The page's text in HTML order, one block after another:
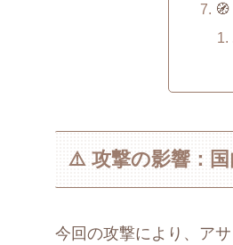
⚠️ 攻撃の影響：国
今回の攻撃により、ア